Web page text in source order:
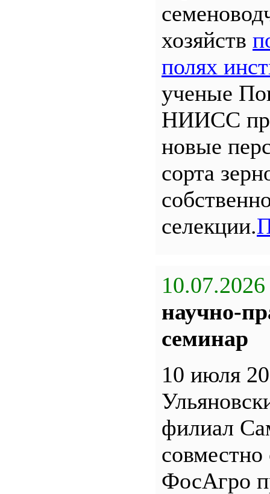
хозяйств
полях
ученые
НИИСС
новые
сорта
селекции.
10.07.2026
научно-
семинар
10 июля
филиал
ФосАгро